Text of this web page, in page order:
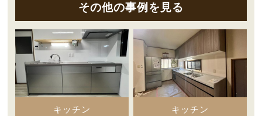
その他の事例を見る
キッチン キッチン